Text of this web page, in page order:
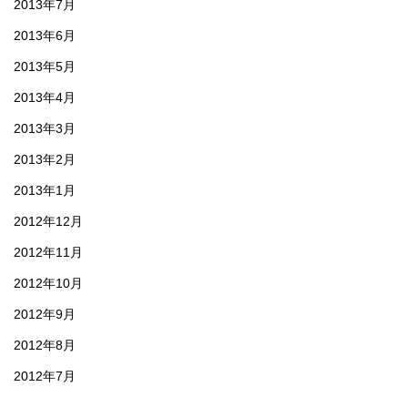
2013年7月
2013年6月
2013年5月
2013年4月
2013年3月
2013年2月
2013年1月
2012年12月
2012年11月
2012年10月
2012年9月
2012年8月
2012年7月